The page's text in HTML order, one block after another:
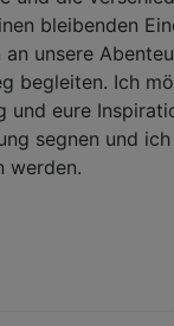
bleibenden
unsere
begleiten. Ich
und eure
segnen und
werden.